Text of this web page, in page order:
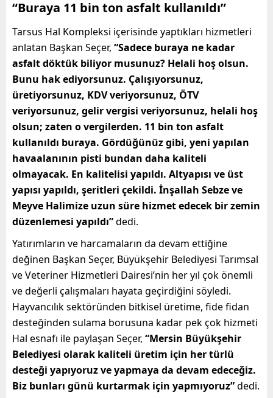
“Buraya 11 bin ton asfalt kullanıldı”
Tarsus Hal Kompleksi içerisinde yaptıkları hizmetleri
anlatan Başkan Seçer, “Sadece buraya ne kadar
asfalt döktük biliyor musunuz? Helali hoş olsun.
Bunu hak ediyorsunuz. Çalışıyorsunuz,
üretiyorsunuz, KDV veriyorsunuz, ÖTV
veriyorsunuz, gelir vergisi veriyorsunuz, helali hoş
olsun; zaten o vergilerden. 11 bin ton asfalt
kullanıldı buraya. Gördüğünüz gibi, yeni yapılan
havaalanının pisti bundan daha kaliteli
olmayacak. En kalitelisi yapıldı. Altyapısı ve üst
yapısı yapıldı, şeritleri çekildi. İnşallah Sebze ve
Meyve Halimize uzun süre hizmet edecek bir zemin
düzenlemesi yapıldı”dedi.
Yatırımların ve harcamaların da devam ettiğine
değinen Başkan Seçer, Büyükşehir Belediyesi Tarımsal
ve Veteriner Hizmetleri Dairesi’nin her yıl çok önemli
ve değerli çalışmaları hayata geçirdiğini söyledi.
Hayvancılık sektöründen bitkisel üretime, fide fidan
desteğinden sulama borusuna kadar pek çok hizmeti
Hal esnafı ile paylaşan Seçer, “Mersin Büyükşehir
Belediyesi olarak kaliteli üretim için her türlü
desteği yapıyoruz ve yapmaya da devam edeceğiz.
Biz bunları günü kurtarmak için yapmıyoruz”dedi.